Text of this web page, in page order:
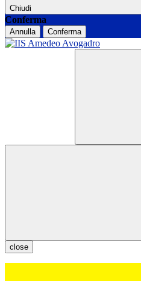
Chiudi
Conferma
Annulla Conferma
close